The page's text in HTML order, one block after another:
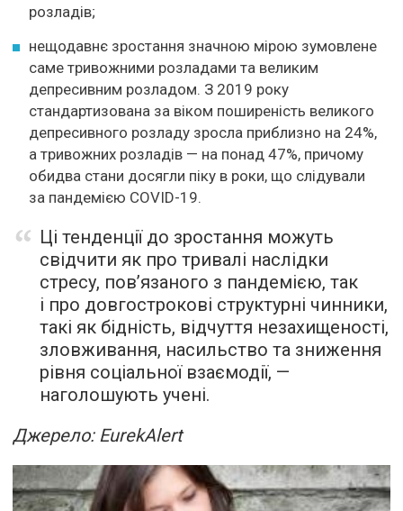
розладів;
нещодавнє зростання значною мірою зумовлене
саме тривожними розладами та великим
депресивним розладом. З 2019 року
стандартизована за віком поширеність великого
депресивного розладу зросла приблизно на 24%,
а тривожних розладів — на понад 47%, причому
обидва стани досягли піку в роки, що слідували
за пандемією COVID-19.
Ці тенденції до зростання можуть
свідчити як про тривалі наслідки
стресу, пов’язаного з пандемією, так
і про довгострокові структурні чинники,
такі як бідність, відчуття незахищеності,
зловживання, насильство та зниження
рівня соціальної взаємодії, —
наголошують учені.
Джерело: EurekAlert